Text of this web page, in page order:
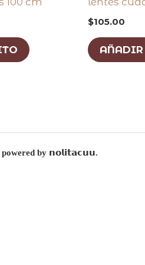
$105.00
by 𝗻𝗼𝗹𝗶𝘁𝗮𝗰𝘂𝘂.